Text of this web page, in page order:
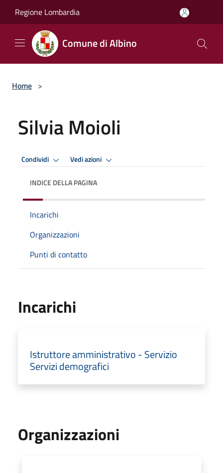
Regione Lombardia
Comune di Albino
Home >
Silvia Moioli
Condividi Vedi azioni
INDICE DELLA PAGINA
Incarichi
Organizzazioni
Punti di contatto
Incarichi
Istruttore amministrativo - Servizio
Servizi demografici
Organizzazioni